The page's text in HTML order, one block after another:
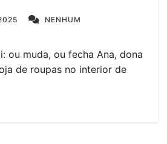
NENHUM
ou muda, ou fecha Ana, dona
de roupas no interior de